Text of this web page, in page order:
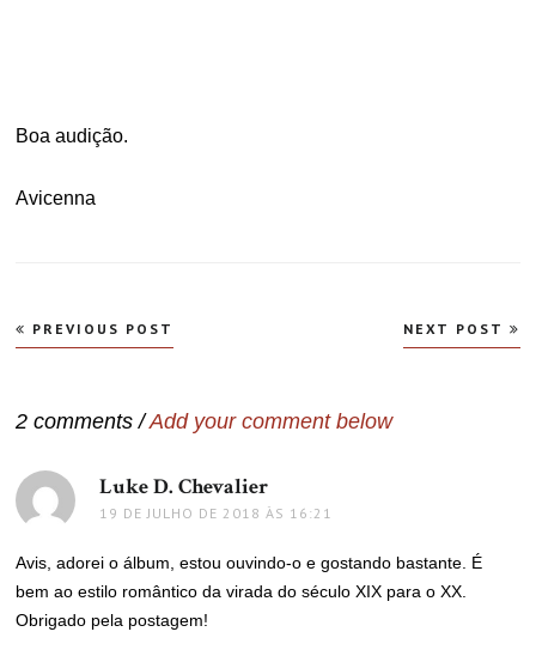
Boa audição.
Avicenna
Navegação
de
PREVIOUS POST NEXT POST
2 comments /Add your comment below
Luke D. Chevalier
19 DE JULHO DE 2018 ÀS 16:21
Avis, adorei o álbum, estou ouvindo-o e gostando bastante. É
bem ao estilo romântico da virada do século XIX para o XX.
Obrigado pela postagem!